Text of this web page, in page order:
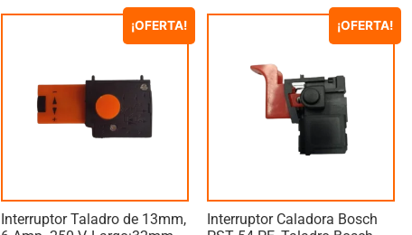
¡OFERTA!
Interruptor Taladro de 13mm,
¡OFERTA!
Interruptor Caladora Bosch